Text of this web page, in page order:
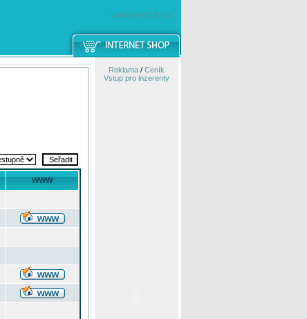
windowsmobile.cz
WWW
Reklama/ Ceník
Vstup pro inzerenty